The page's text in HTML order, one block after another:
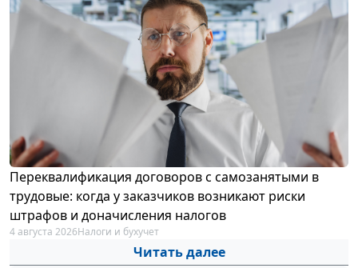
Переквалификация договоров с самозанятыми в
трудовые: когда у заказчиков возникают риски
штрафов и доначисления налогов
4 августа 2026Налоги и бухучет
Читать далее